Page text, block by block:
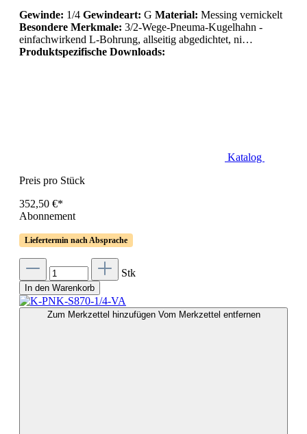
Gewinde: 1/4 Gewindeart: G Material: Messing vernickelt
Besondere Merkmale: 3/2-Wege-Pneuma-Kugelhahn -
einfachwirkend L-Bohrung, allseitig abgedichtet, ni…
Produktspezifische Downloads:
Katalog
Preis pro Stück
352,50 €*
Abonnement
Liefertermin nach Absprache
Stk
In den Warenkorb
Zum Merkzettel hinzufügen Vom Merkzettel entfernen